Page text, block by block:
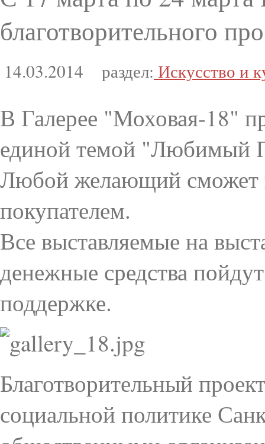
благотворительного
14.03.2014 раздел: Искусство и
В Галерее "Моховая-18"
единой темой "Любимый
Любой желающий сможет
покупателем.
Все выставляемые на
денежные средства
поддержке.
Благотворительный
социальной политике